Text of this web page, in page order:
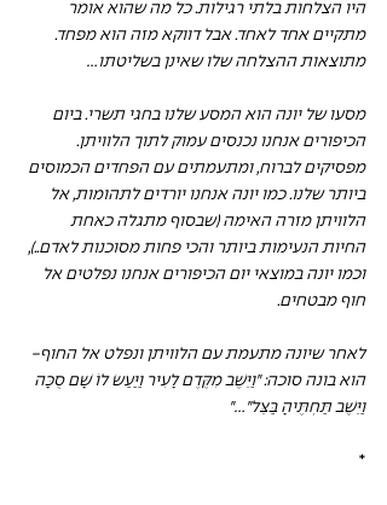
היו הצלחות בלתי רגילות. כל מה שהוא אומר
מתקיים אחד לאחד. אבל דווקא מזה הוא מפחד.
מתוצאות ההצלחה שלו שאינן בשליטתו...
מסעו של יונה הוא המסע שלנו בחגי תשרי. ביום
הכיפורים אנחנו נכנסים עמוק לתוך הלוויתן.
מפסיקים לברוח, ומתעמתים עם הפחדים הכמוסים
ביותר שלנו. כמו יונה אנחנו יורדים לתהומות, אל
הלוויתן מזרה האימה (שבסוף מתגלה כאחת
החיות הנעימות ביותר והכי פחות מסוכנות לאדם..),
וכמו יונה במוצאי יום הכיפורים אנחנו נפלטים אל
חוף מבטחים.
לאחר שיונה מתעמת עם הלוויתן ונפלט אל החוף-
הוא בונה סוכה: "וַיֵּשֶׁב מִקֶּדֶם לָעִיר וַיַּעַשׂ לוֹ שָׁם סֻכָּה
וַיֵּשֶׁב תַּחְתֶּיהָ בַּצֵּל"..."
*